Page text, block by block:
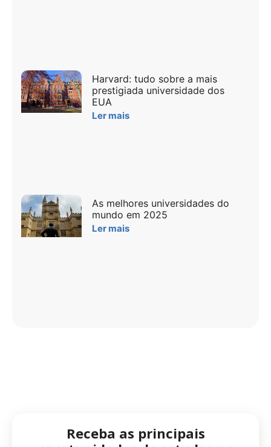
Harvard: tudo sobre a mais
prestigiada universidade dos
EUA
Ler mais
As melhores universidades do
mundo em 2025
Ler mais
Receba as principais